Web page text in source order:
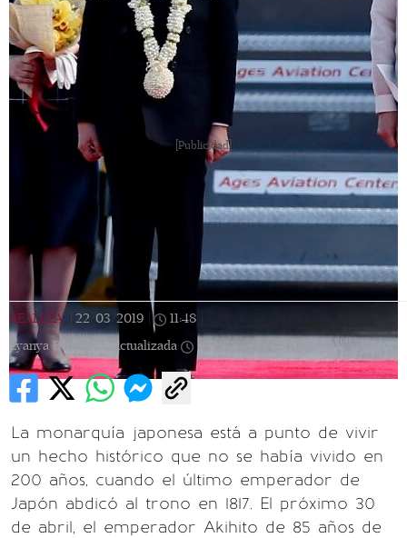
[Publicidad]
REALEZA 22/03/2019 11:48
Zyanya Bolaños |
Actualizada 14/05/2023
La monarquía japonesa está a punto de vivir
un hecho histórico que no se había vivido en
200 años, cuando el último emperador de
Japón abdicó al trono en 1817. El próximo 30
de abril, el emperador Akihito de 85 años de